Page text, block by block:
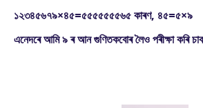
১২৩৪৫৬৭৯×৪৫=৫৫৫৫৫৫৫৬৫ কাৰণ, ৪৫=৫×৯
এনেদৰে আমি ৯ ৰ আন গুণিতকবোৰ লৈও পৰীক্ষা কৰি